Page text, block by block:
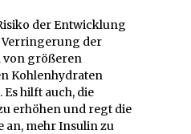
der Entwicklung
Verringerung der
von größeren
Kohlenhydraten
hilft auch, die
erhöhen und regt die
an, mehr Insulin zu